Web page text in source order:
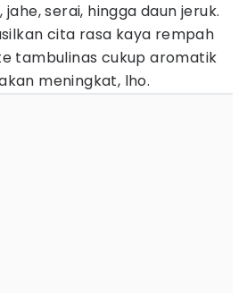
serai, hingga daun jeruk.
cita rasa kaya rempah
tambulinas cukup aromatik
meningkat, lho.